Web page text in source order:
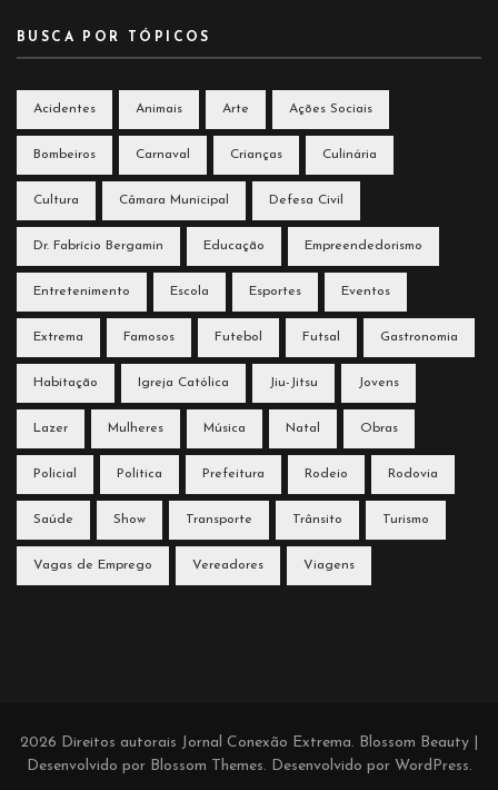
BUSCA POR TÓPICOS
Acidentes Animais Arte Ações Sociais
Bombeiros Carnaval Crianças Culinária
Cultura Câmara Municipal Defesa Civil
Dr. Fabrício Bergamin Educação Empreendedorismo
Entretenimento Escola Esportes Eventos
Extrema Famosos Futebol Futsal Gastronomia
Habitação Igreja Católica Jiu-Jitsu Jovens
Lazer Mulheres Música Natal Obras
Policial Política Prefeitura Rodeio Rodovia
Saúde Show Transporte Trânsito Turismo
Vagas de Emprego Vereadores Viagens
2026 Direitos autorais Jornal Conexão Extrema. Blossom Beauty |
Desenvolvido por Blossom Themes. Desenvolvido por WordPress.